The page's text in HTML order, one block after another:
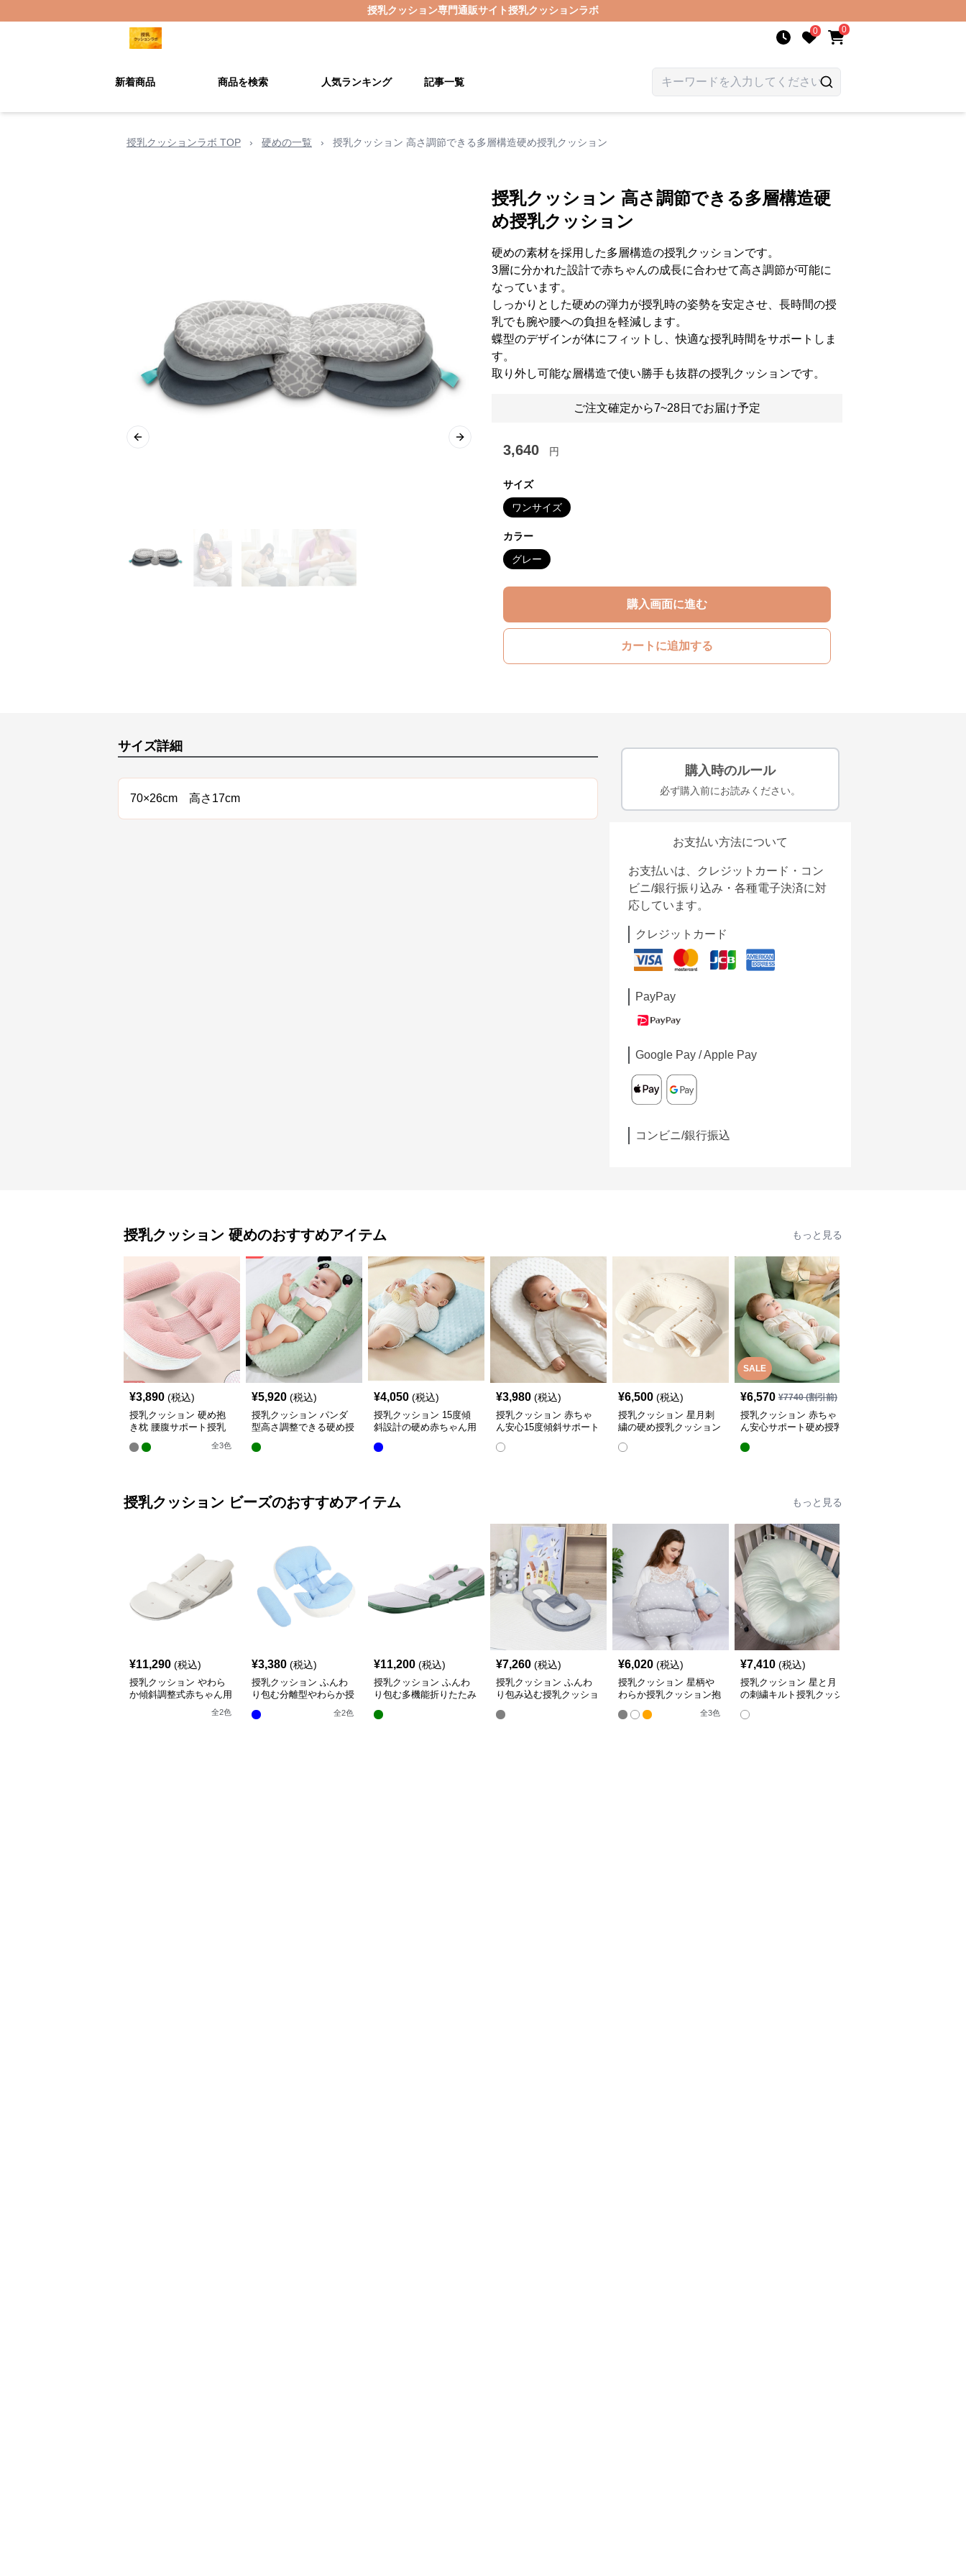
授乳クッション専門通販サイト授乳クッションラボ
0 0
新着商品 商品を検索 人気ランキング 記事一覧
授乳クッションラボ TOP › 硬めの一覧 › 授乳クッション 高さ調節できる多層構造硬め授乳クッション
Previous slide Next slide
授乳クッション 高さ調節できる多層構造硬
め授乳クッション
硬めの素材を採用した多層構造の授乳クッションです。
3層に分かれた設計で赤ちゃんの成長に合わせて高さ調節が可能に
なっています。
しっかりとした硬めの弾力が授乳時の姿勢を安定させ、長時間の授
乳でも腕や腰への負担を軽減します。
蝶型のデザインが体にフィットし、快適な授乳時間をサポートしま
す。
取り外し可能な層構造で使い勝手も抜群の授乳クッションです。
ご注文確定から7~28日でお届け予定
3,640 円
サイズ
ワンサイズ
カラー
グレー
購入画面に進む
カートに追加する
サイズ詳細
70×26cm 高さ17cm
購入時のルール
必ず購入前にお読みください。
お支払い方法について
お支払いは、クレジットカード・コン
ビニ/銀行振り込み・各種電子決済に対
応しています。
クレジットカード
PayPay
Google Pay / Apple Pay
コンビニ/銀行振込
授乳クッション 硬めのおすすめアイテム もっと見る
¥3,890 (税込)
授乳クッション 硬め抱
き枕 腰腹サポート授乳
全3色
¥5,920 (税込)
授乳クッション パンダ
型高さ調整できる硬め授
¥4,050 (税込)
授乳クッション 15度傾
斜設計の硬め赤ちゃん用
¥3,980 (税込)
授乳クッション 赤ちゃ
ん安心15度傾斜サポート
¥6,500 (税込)
授乳クッション 星月刺
繍の硬め授乳クッション
SALE
¥6,570 ¥7740(割引前)
授乳クッション 赤ちゃ
ん安心サポート硬め授乳
授乳クッション ビーズのおすすめアイテム もっと見る
¥11,290 (税込)
授乳クッション やわら
か傾斜調整式赤ちゃん用
全2色
¥3,380 (税込)
授乳クッション ふんわ
り包む分離型やわらか授
全2色
¥11,200 (税込)
授乳クッション ふんわ
り包む多機能折りたたみ
¥7,260 (税込)
授乳クッション ふんわ
り包み込む授乳クッショ
¥6,020 (税込)
授乳クッション 星柄や
わらか授乳クッション抱
き枕兼用多機能タイプ
全3色
¥7,410 (税込)
授乳クッション 星と月
の刺繍キルト授乳クッシ